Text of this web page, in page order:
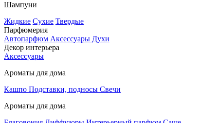
Шампуни
Жидкие Сухие Твердые
Парфюмерия
Автопарфюм Аксессуары Духи
Декор интерьера
Аксессуары
Ароматы для дома
Кашпо Подставки, подносы Свечи
Ароматы для дома